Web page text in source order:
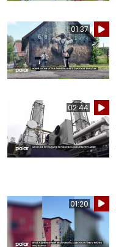
01:37
02:44
01:20